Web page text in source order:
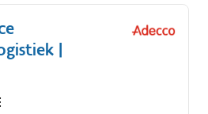
nauwkeurigheid
klantrelaties In deze
over
Beheer je bestaande polissen
je contact met
|